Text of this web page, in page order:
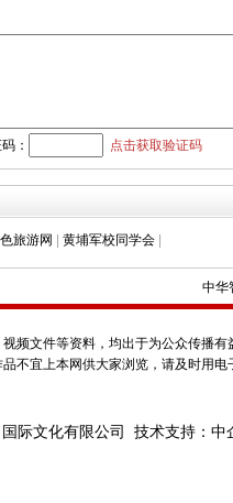
： 点击获取验证码
旅游网 | 黄埔军校同学会 |
中华
频文件等资料，均出于为公众传播
不宜上本网供大家浏览，请及时用
际文化有限公司 技术支持：